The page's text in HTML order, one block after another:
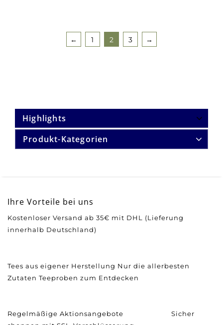
← 1 2 3 →
Highlights
Produkt-Kategorien
Ihre Vorteile bei uns
Kostenloser Versand ab 35€ mit DHL (Lieferung
innerhalb Deutschland)
Tees aus eigener Herstellung Nur die allerbesten
Zutaten Teeproben zum Entdecken
Regelmäßige Aktionsangebote Sicher